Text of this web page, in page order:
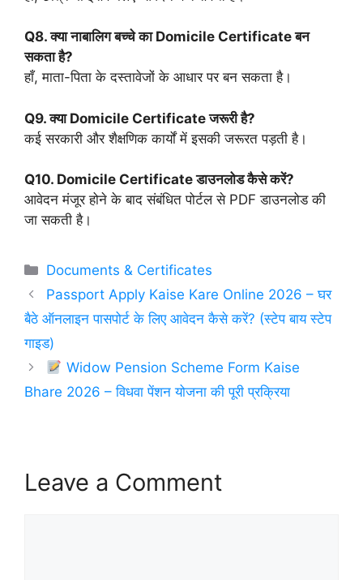
Q8. क्या नाबालिग बच्चे का Domicile Certificate बन
सकता है?
हाँ, माता-पिता के दस्तावेजों के आधार पर बन सकता है।
Q9. क्या Domicile Certificate जरूरी है?
कई सरकारी और शैक्षणिक कार्यों में इसकी जरूरत पड़ती है।
Q10. Domicile Certificate डाउनलोड कैसे करें?
आवेदन मंजूर होने के बाद संबंधित पोर्टल से PDF डाउनलोड की
जा सकती है।
Categories
Documents & Certificates
Passport Apply Kaise Kare Online 2026 – घर
बैठे ऑनलाइन पासपोर्ट के लिए आवेदन कैसे करें? (स्टेप बाय स्टेप
गाइड)
Widow Pension Scheme Form Kaise
Bhare 2026 – विधवा पेंशन योजना की पूरी प्रक्रिया
Leave a Comment